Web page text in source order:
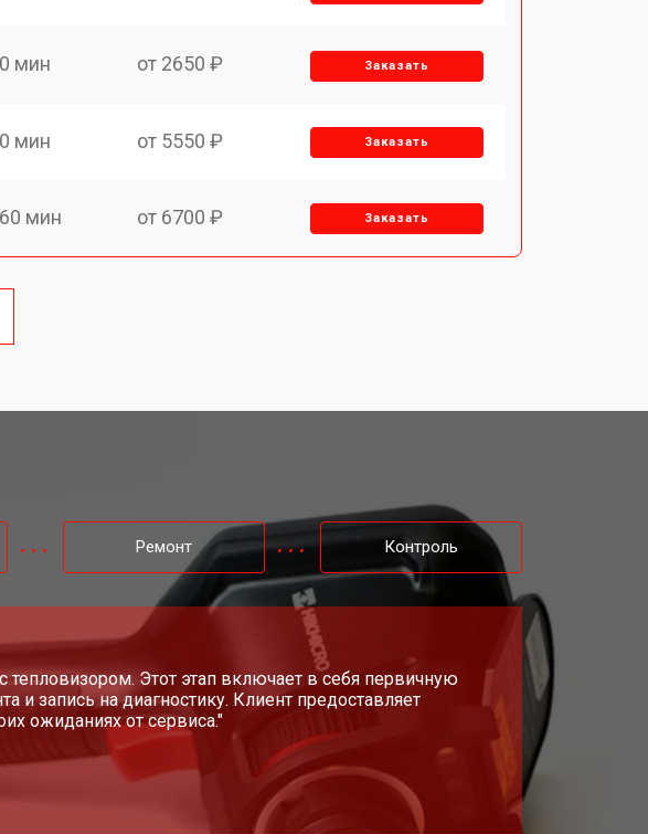
мин от 2650 ₽ Заказать
мин от 5550 ₽ Заказать
мин от 6700 ₽ Заказать
мин
Ремонт Контроль
Этот этап включает в себя первичную
и запись на диагностику. Клиент предоставляет
ожиданиях от сервиса."